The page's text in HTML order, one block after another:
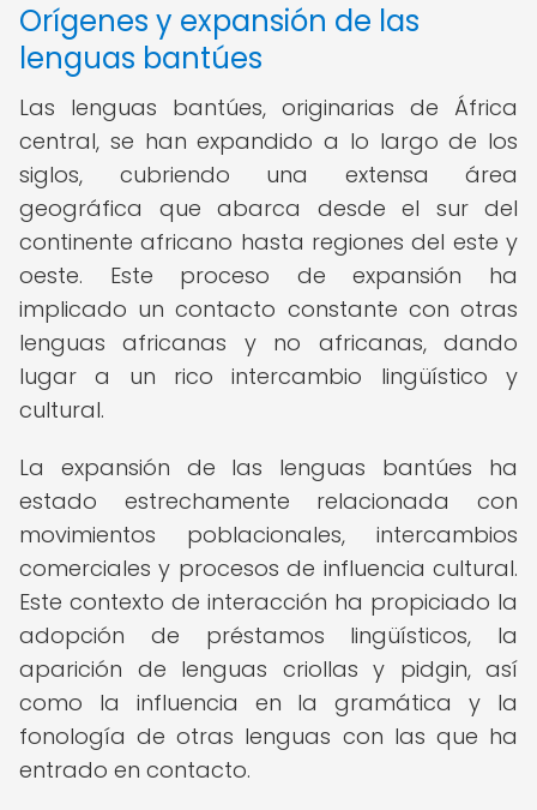
Orígenes y expansión de las
lenguas bantúes
Las lenguas bantúes, originarias de África
central, se han expandido a lo largo de los
siglos, cubriendo una extensa área
geográfica que abarca desde el sur del
continente africano hasta regiones del este y
oeste. Este proceso de expansión ha
implicado un contacto constante con otras
lenguas africanas y no africanas, dando
lugar a un rico intercambio lingüístico y
cultural.
La expansión de las lenguas bantúes ha
estado estrechamente relacionada con
movimientos poblacionales, intercambios
comerciales y procesos de influencia cultural.
Este contexto de interacción ha propiciado la
adopción de préstamos lingüísticos, la
aparición de lenguas criollas y pidgin, así
como la influencia en la gramática y la
fonología de otras lenguas con las que ha
entrado en contacto.